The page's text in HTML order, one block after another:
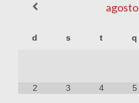
agosto
d s t q
2 3 4 5